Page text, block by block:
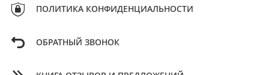
ПОЛИТИКА КОНФИДЕНЦИАЛЬНОСТИ
ОБРАТНЫЙ ЗВОНОК